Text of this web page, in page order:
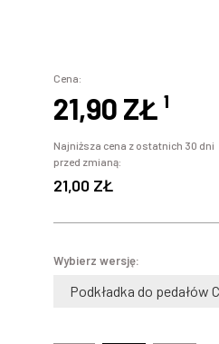
Cena:
21,90 ZŁ¹
Najniższa cena z ostatnich 30 dni
przed zmianą:
21,00 ZŁ
Wybierz wersję:
Podkładka do pedałów